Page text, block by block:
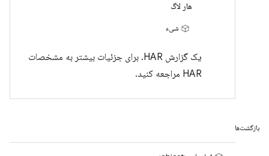
هار لاگ
شیء
یک گزارش HAR. برای جزئیات بیشتر به مشخصات
HAR مراجعه کنید.
بازگشت‌ها